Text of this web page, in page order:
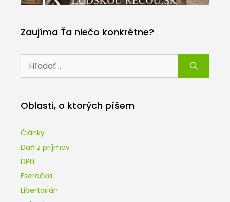
Zaujíma Ťa niečo konkrétne?
Oblasti, o ktorých píšem
Články
Daň z príjmov
DPH
Eseročka
Libertarián